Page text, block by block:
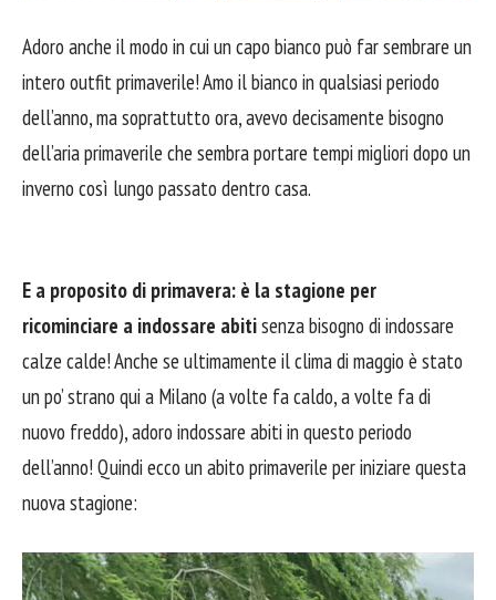
Adoro anche il modo in cui un capo bianco può far sembrare un
intero outfit primaverile! Amo il bianco in qualsiasi periodo
dell’anno, ma soprattutto ora, avevo decisamente bisogno
dell’aria primaverile che sembra portare tempi migliori dopo un
inverno così lungo passato dentro casa.
E a proposito di primavera: è la stagione per
ricominciare a indossare abitisenza bisogno di indossare
calze calde! Anche se ultimamente il clima di maggio è stato
un po’ strano qui a Milano (a volte fa caldo, a volte fa di
nuovo freddo), adoro indossare abiti in questo periodo
dell’anno! Quindi ecco un abito primaverile per iniziare questa
nuova stagione: